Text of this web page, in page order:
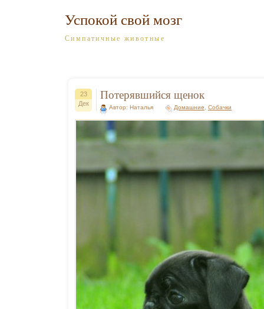
Успокой свой мозг
Симпатичные животные
23
Дек
Потерявшийся щенок
Автор: Наталья Домашние Собачки